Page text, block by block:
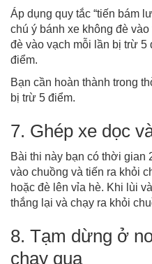
Áp dụng quy tắc “tiến bám
chú ý bánh xe không đè
đè vào vạch mỗi lần bị trừ 5
điểm.
Bạn cần hoàn thành trong
bị trừ 5 điểm.
7. Ghép xe dọc
Bài thi này bạn có thời gian
vào chuồng và tiến ra khỏi
hoặc đè lên vỉa hè. Khi lùi
thắng lại và chạy ra khỏi
8. Tạm dừng ở
chạy qua